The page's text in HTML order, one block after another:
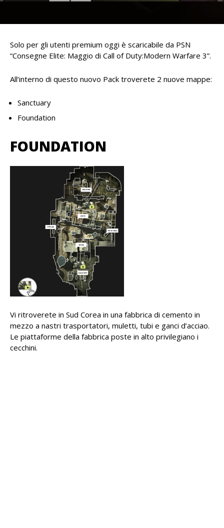
Solo per gli utenti premium oggi è scaricabile da PSN
“Consegne Elite: Maggio di Call of Duty:Modern Warfare 3”.
All’interno di questo nuovo Pack troverete 2 nuove mappe:
Sanctuary
Foundation
FOUNDATION
Vi ritroverete in Sud Corea in una fabbrica di cemento in
mezzo a nastri trasportatori, muletti, tubi e ganci d’acciao.
Le piattaforme della fabbrica poste in alto privilegiano i
cecchini.